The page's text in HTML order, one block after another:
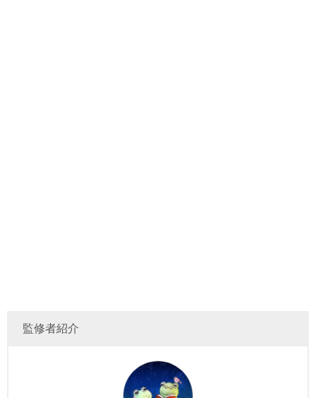
監修者紹介